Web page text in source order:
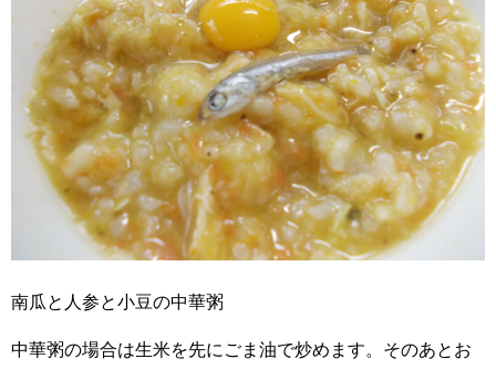
南瓜と人参と小豆の中華粥
中華粥の場合は生米を先にごま油で炒めます。そのあとお